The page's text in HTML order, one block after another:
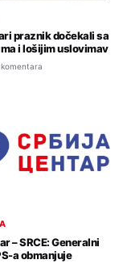
praznik dočekali sa
i lošijim uslovimav
komentara
– SRCE: Generalni
a obmanjuje